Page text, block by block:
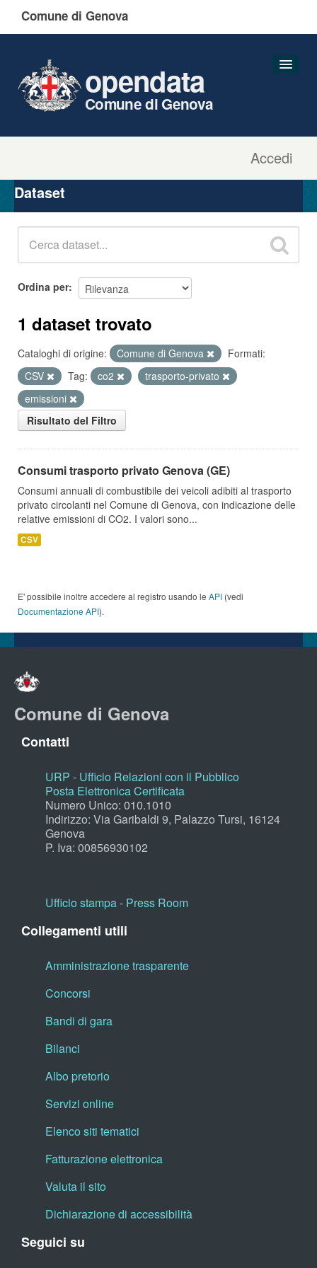
Comune di Genova
Accedi
opendata
Comune di Genova
Organizzazioni
Gruppi
Dataset
Ordina per
1 dataset trovato
Cataloghi di origine: Comune di Genova
Formati:
CSV
Tag: co2
trasporto-privato
emissioni
Risultato del Filtro
Consumi trasporto privato Genova (GE)
Consumi annuali di combustibile dei veicoli adibiti al trasporto
privato circolanti nel Comune di Genova, con indicazione delle
relative emissioni di CO2. I valori sono...
CSV
E' possibile inoltre accedere al registro usando le API (vedi
Documentazione API).
Comune di Genova
Contatti
URP - Ufficio Relazioni con il Pubblico
Posta Elettronica Certificata
Numero Unico: 010.1010
Indirizzo: Via Garibaldi 9, Palazzo Tursi, 16124
Genova
P. Iva: 00856930102
Ufficio stampa - Press Room
Collegamenti utili
Amministrazione trasparente
Concorsi
Bandi di gara
Bilanci
Albo pretorio
Servizi online
Elenco siti tematici
Fatturazione elettronica
Valuta il sito
Dichiarazione di accessibilità
Seguici su